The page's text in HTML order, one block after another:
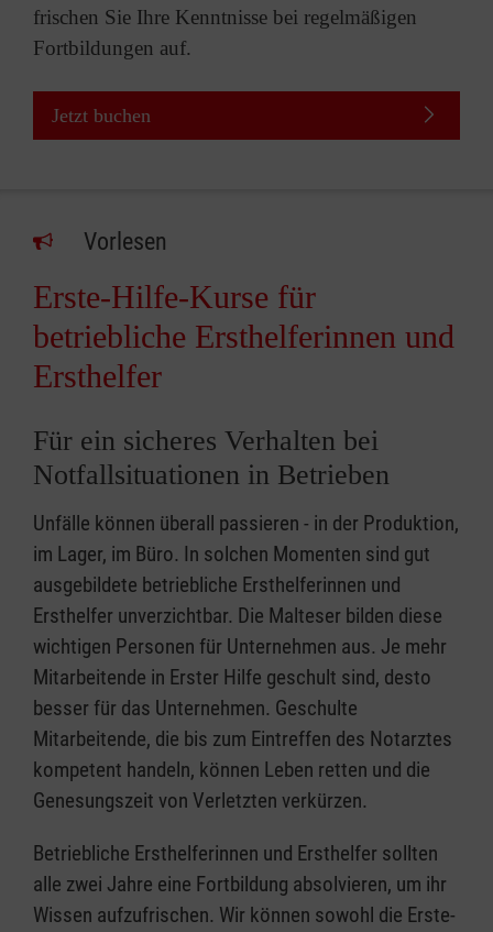
frischen Sie Ihre Kenntnisse bei regelmäßigen
Fortbildungen auf.
Jetzt buchen
Vorlesen
Erste-Hilfe-Kurse für
betriebliche Ersthelferinnen und
Ersthelfer
Für ein sicheres Verhalten bei
Notfallsituationen in Betrieben
Unfälle können überall passieren - in der Produktion,
im Lager, im Büro. In solchen Momenten sind gut
ausgebildete betriebliche Ersthelferinnen und
Ersthelfer unverzichtbar. Die Malteser bilden diese
wichtigen Personen für Unternehmen aus. Je mehr
Mitarbeitende in Erster Hilfe geschult sind, desto
besser für das Unternehmen. Geschulte
Mitarbeitende, die bis zum Eintreffen des Notarztes
kompetent handeln, können Leben retten und die
Genesungszeit von Verletzten verkürzen.
Betriebliche Ersthelferinnen und Ersthelfer sollten
alle zwei Jahre eine Fortbildung absolvieren, um ihr
Wissen aufzufrischen. Wir können sowohl die Erste-